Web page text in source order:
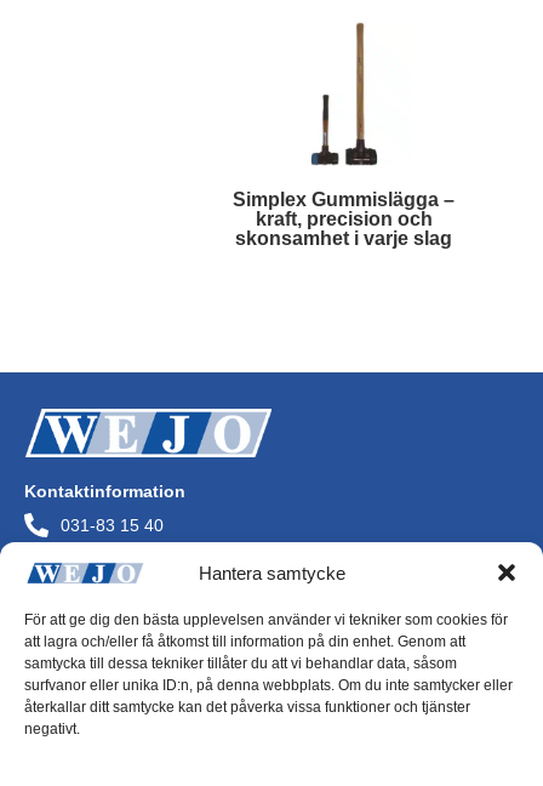
Hantera samtycke
För att ge dig den bästa upplevelsen använder vi tekniker som cookies för
att lagra och/eller få åtkomst till information på din enhet. Genom att
samtycka till dessa tekniker tillåter du att vi behandlar data, såsom
surfvanor eller unika ID:n, på denna webbplats. Om du inte samtycker eller
återkallar ditt samtycke kan det påverka vissa funktioner och tjänster
negativt.
Simplex Gummislägga –
kraft, precision och
skonsamhet i varje slag
Kontaktinformation
031-83 15 40
info@wejo.se
Askims Verkstadsväg
436 34 Askim
Org.nr 556072-0244